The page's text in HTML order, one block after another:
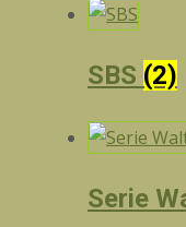
SBS (2)
Serie